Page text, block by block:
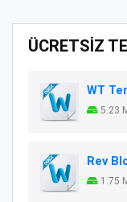
ÜCRETSİZ
WT
5.23
Rev
1.75